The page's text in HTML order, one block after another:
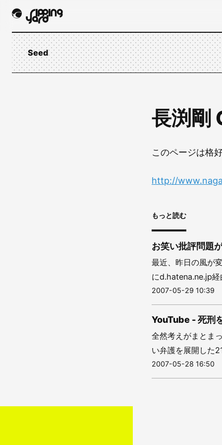
Seed
長渕剛
このページは格
http://
もっと読む
お笑い批評問題
最近、昨日の風が
にd.hatena.ne.jp経
2007-05-29 10:39
YouTube - 死刑
全然考えがまとま
い弁護を展開した
2007-05-28 16:50